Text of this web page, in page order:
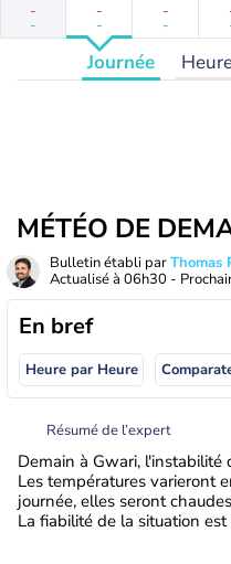
-
-
-
-
-
-
Journée
MÉTÉO DE
Bulletin établi parThomas
Actualisé à 06h30 -
En bref
Heure par Heure
Résumé de l’expert
Demain à Gwari, l'instabilité
Les températures varieront
journée, elles seront
La fiabilité de la situation